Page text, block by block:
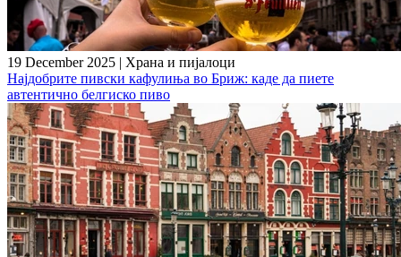
19 December 2025 | Храна и пијалоци
Најдобрите пивски кафулиња во Бриж: каде да пиете
автентично белгиско пиво